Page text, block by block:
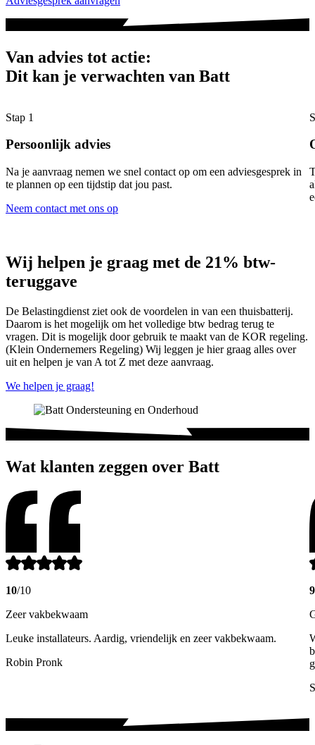
Van advies tot actie:
Dit kan je verwachten van Batt
Stap 1
Persoonlijk advies
Na je aanvraag nemen we snel contact op om een adviesgesprek in
te plannen op een tijdstip dat jou past.
Neem contact met ons op
Wij helpen je graag met de 21% btw-
teruggave
De Belastingdienst ziet ook de voordelen in van een thuisbatterij.
Daarom is het mogelijk om het volledige btw bedrag terug te
vragen. Dit is mogelijk door gebruik te maakt van de KOR regeling.
(Klein Ondernemers Regeling) Wij leggen je hier graag alles over
uit en helpen je van A tot Z met deze aanvraag.
We helpen je graag!
Wat klanten zeggen over Batt
10/10
Zeer vakbekwaam
Leuke installateurs. Aardig, vriendelijk en zeer vakbekwaam.
Robin Pronk
9